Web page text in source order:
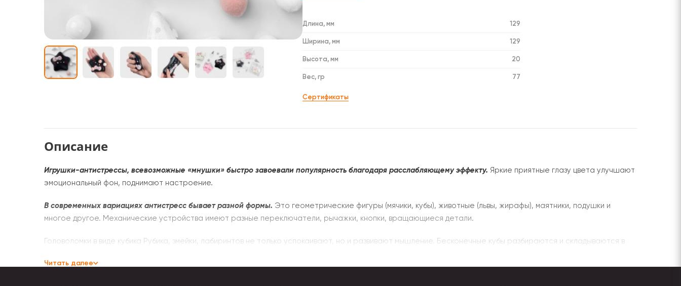
Длина, мм 129
Ширина, мм 129
Высота, мм 20
Вес, гр 77
Сертификаты
Описание
Игрушки-антистрессы, всевозможные «мнушки» быстро завоевали популярность благодаря расслабляющему эффекту. Яркие приятные глазу цвета улучшают
эмоциональный фон, поднимают настроение.
В современных вариациях антистресс бывает разной формы. Это геометрические фигуры (мячики, кубы), животные (львы, жирафы), маятники, подушки и
многое другое. Механические устройства имеют разные переключатели, рычажки, кнопки, вращающиеся детали.
Головоломки в виде кубика Рубика, змейки, лабиринтов не только успокаивают, но и развивают мышление. Бесконечные кубы разбираются и складываются в
Читать далее